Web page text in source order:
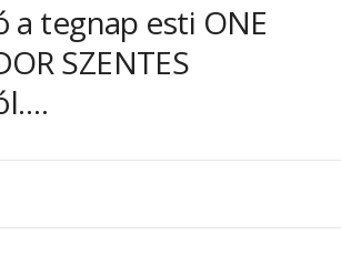
a tegnap esti ONE
SZENTES